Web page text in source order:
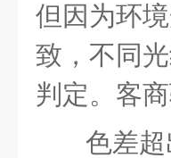
但因为环
致，不同
判定。客
色差